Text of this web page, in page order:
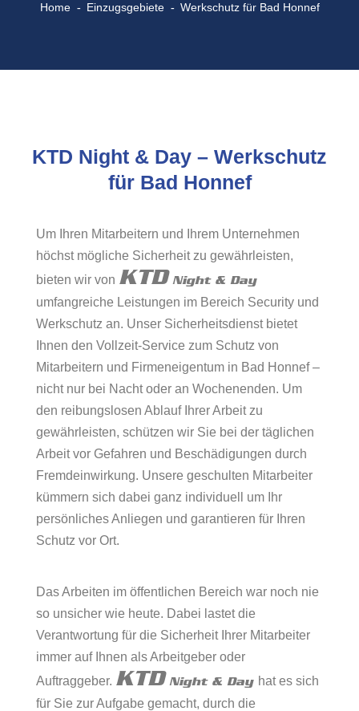
Home Einzugsgebiete Werkschutz für Bad Honnef
KTD Night & Day – Werkschutz
für Bad Honnef
Um Ihren Mitarbeitern und Ihrem Unternehmen
höchst mögliche Sicherheit zu gewährleisten,
bieten wir von KTD Night & Day
umfangreiche Leistungen im Bereich Security und
Werkschutz an. Unser Sicherheitsdienst bietet
Ihnen den Vollzeit-Service zum Schutz von
Mitarbeitern und Firmeneigentum in Bad Honnef –
nicht nur bei Nacht oder an Wochenenden. Um
den reibungslosen Ablauf Ihrer Arbeit zu
gewährleisten, schützen wir Sie bei der täglichen
Arbeit vor Gefahren und Beschädigungen durch
Fremdeinwirkung. Unsere geschulten Mitarbeiter
kümmern sich dabei ganz individuell um Ihr
persönliches Anliegen und garantieren für Ihren
Schutz vor Ort.
Das Arbeiten im öffentlichen Bereich war noch nie
so unsicher wie heute. Dabei lastet die
Verantwortung für die Sicherheit Ihrer Mitarbeiter
immer auf Ihnen als Arbeitgeber oder
Auftraggeber. KTD Night & Day hat es sich
für Sie zur Aufgabe gemacht, durch die